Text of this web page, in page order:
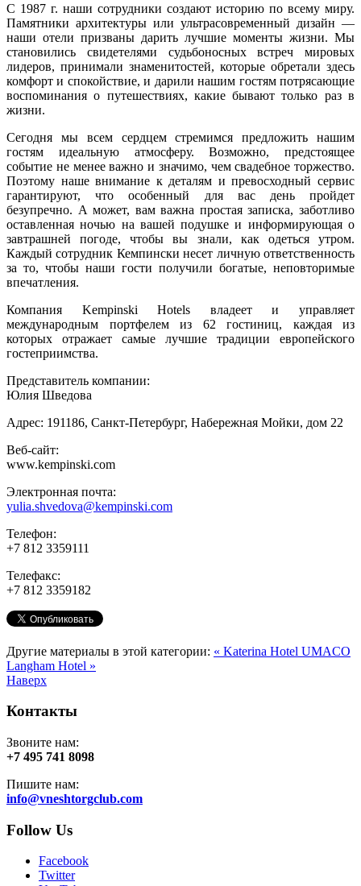
С 1987 г. наши сотрудники создают историю по всему миру.
Памятники архитектуры или ультрасовременный дизайн —
наши отели призваны дарить лучшие моменты жизни. Мы
становились свидетелями судьбоносных встреч мировых
лидеров, принимали знаменитостей, которые обретали здесь
комфорт и спокойствие, и дарили нашим гостям потрясающие
воспоминания о путешествиях, какие бывают только раз в
жизни.
Сегодня мы всем сердцем стремимся предложить нашим
гостям идеальную атмосферу. Возможно, предстоящее
событие не менее важно и значимо, чем свадебное торжество.
Поэтому наше внимание к деталям и превосходный сервис
гарантируют, что особенный для вас день пройдет
безупречно. А может, вам важна простая записка, заботливо
оставленная ночью на вашей подушке и информирующая о
завтрашней погоде, чтобы вы знали, как одеться утром.
Каждый сотрудник Кемпински несет личную ответственность
за то, чтобы наши гости получили богатые, неповторимые
впечатления.
Компания Kempinski Hotels владеет и управляет
международным портфелем из 62 гостиниц, каждая из
которых отражает самые лучшие традиции европейского
гостеприимства.
Представитель компании:
Юлия Шведова
Адрес: 191186, Санкт-Петербург, Набережная Мойки, дом 22
Веб-сайт:
www.kempinski.com
Электронная почта:
yulia.shvedova@kempinski.com
Телефон:
+7 812 3359111
Телефакс:
+7 812 3359182
Другие материалы в этой категории: « Katerina Hotel UMACO
Langham Hotel »
Наверх
Контакты
Звоните нам:
+7 495 741 8098
Пишите нам:
info@vneshtorgclub.com
Follow Us
Facebook
Twitter